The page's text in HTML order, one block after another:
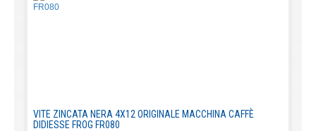
VITE ZINCATA NERA 4X12 ORIGINALE MACCHINA CAFFÈ
DIDIESSE FROG FR080